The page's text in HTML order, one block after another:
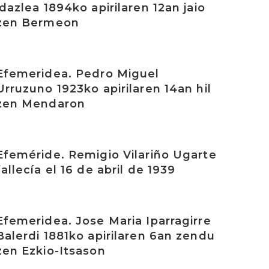
1894ko apirilaren 12an jaio
Bermeon
Pedro Miguel
1923ko apirilaren 14an hil
Mendaron
Remigio Vilariño Ugarte
el 16 de abril de 1939
Jose Maria Iparragirre
1881ko apirilaren 6an zendu
Ezkio-Itsason